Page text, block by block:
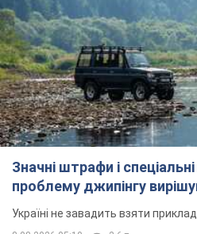
Значні штрафи і спеціальні
проблему джипінгу
Україні не завадить взяти
8.08.2026 05:10 2,6 т.
На Прикарпатті після
спеки пройшла потужна
дороги перетворились на
Відео
Негода накрила Івано-